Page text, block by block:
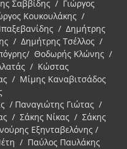
Σαββίδης / Γιώργος
Κουκουλάκης /
/ Δημήτρης
/ Δημήτρης Τσέλλος /
Θοδωρής Κλώνης /
/ Κώστας
/ Μίμης Καναβιτσάδος
/ Παναγιώτης Γιώτας /
/ Σάκης Νίκας / Σάκης
Εξηνταβελόνης /
/ Παύλος Παυλάκης